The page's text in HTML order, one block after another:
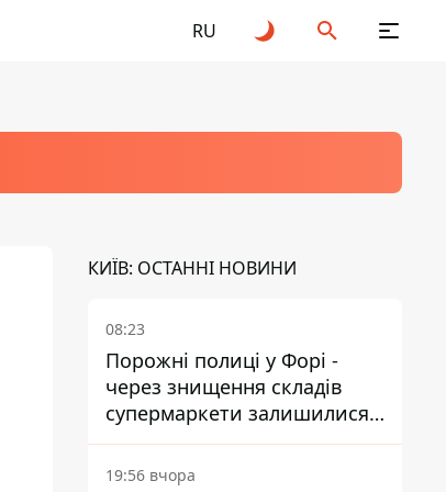
RU
КИЇВ: ОСТАННІ НОВИНИ
08:23
Порожні полиці у Форі -
через знищення складів
супермаркети залишилися
без асортименту
19:56 вчора